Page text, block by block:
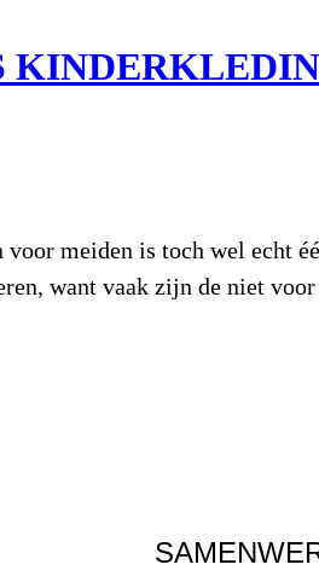
meiden is toch wel echt
want vaak zijn de niet